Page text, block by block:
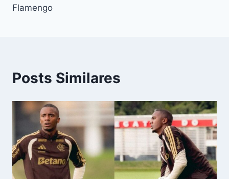
Flamengo
Posts Similares